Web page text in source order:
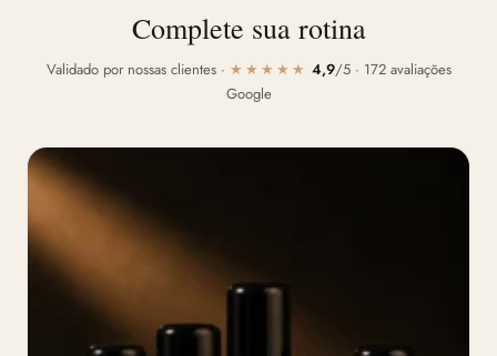
Complete sua rotina
Validado por nossas clientes · ★★★★★ 4,9/5 · 172 avaliações
Google